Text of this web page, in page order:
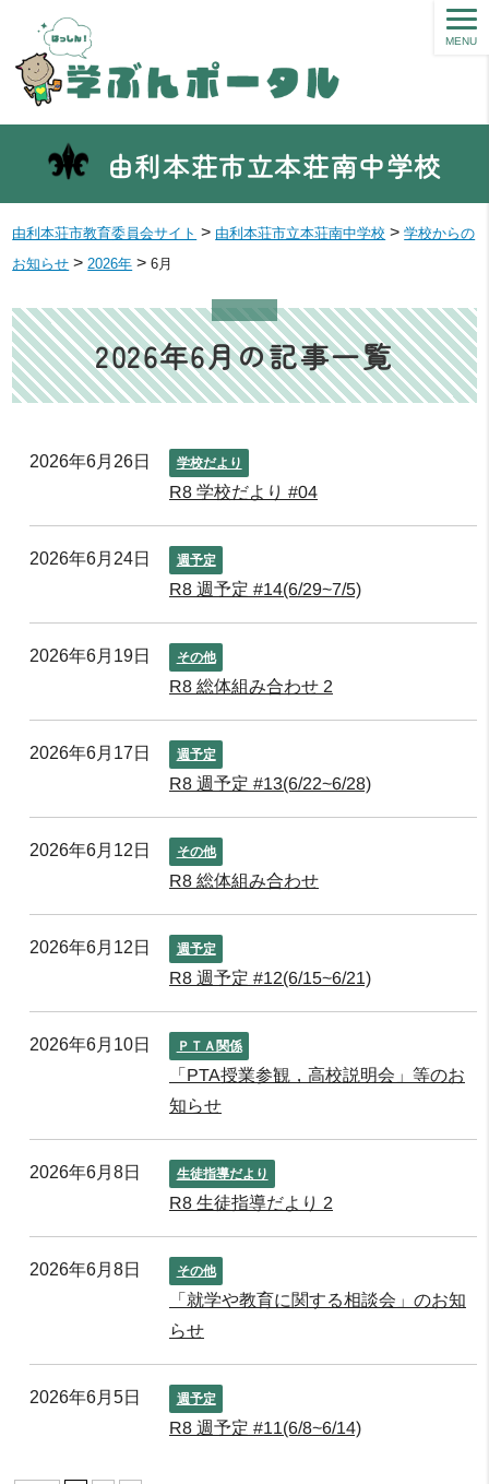
由利本荘市立本荘南中学校
MENU
由利本荘市教育委員会サイト > 由利本荘市立本荘南中学校 >学校からの
お知らせ > 2026年 >6月
2026年6月の記事一覧
2026年6月26日 学校だより
R8 学校だより #04
2026年6月24日 週予定
R8 週予定 #14(6/29~7/5)
2026年6月19日 その他
R8 総体組み合わせ 2
2026年6月17日 週予定
R8 週予定 #13(6/22~6/28)
2026年6月12日 その他
R8 総体組み合わせ
2026年6月12日 週予定
R8 週予定 #12(6/15~6/21)
2026年6月10日 ＰＴＡ関係
「PTA授業参観，高校説明会」等のお
知らせ
2026年6月8日 生徒指導だより
R8 生徒指導だより 2
2026年6月8日 その他
「就学や教育に関する相談会」のお知
らせ
2026年6月5日 週予定
R8 週予定 #11(6/8~6/14)